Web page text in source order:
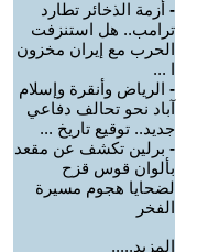
- أزمة الذخائر تطارد
ترامب.. هل استنزفت
الحرب مع إيران مخزون
ا ...
- الرياض وأنقرة وإسلام
آباد نحو تحالف دفاعي
جديد.. توقيع تاريخ ...
- برلين تكشف عن مقعد
بألوان قوس قزح
لضحايا هجوم مسيرة
الفخر
المزيد.....